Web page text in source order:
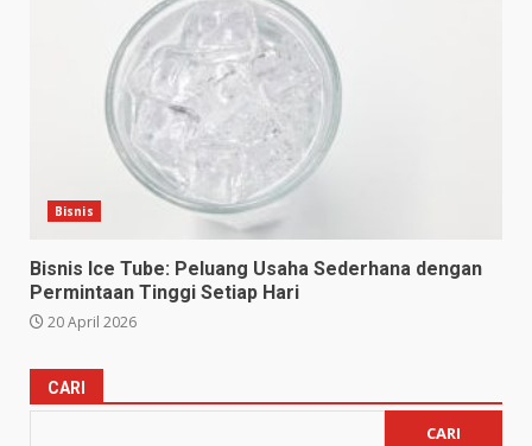
Bisnis
Bisnis Ice Tube: Peluang Usaha Sederhana dengan
Permintaan Tinggi Setiap Hari
20 April 2026
CARI
CARI